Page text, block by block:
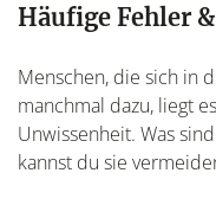
Häufige Fehler
Menschen, die sich in
manchmal dazu, liegt
Unwissenheit. Was
kannst du sie